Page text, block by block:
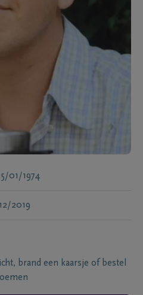
01/1974
2019
brand een kaarsje of bestel